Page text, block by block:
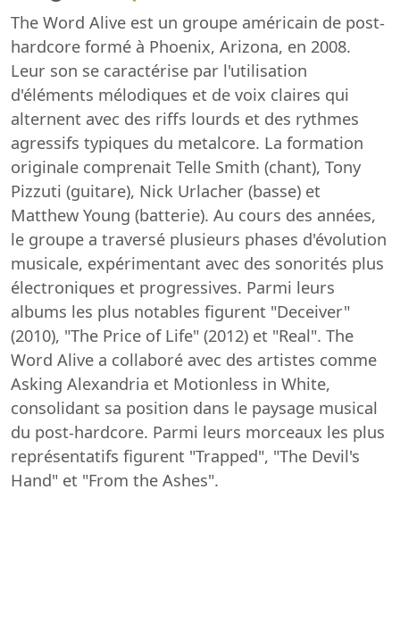
The Word Alive est un groupe américain de post-
hardcore formé à Phoenix, Arizona, en 2008.
Leur son se caractérise par l'utilisation
d'éléments mélodiques et de voix claires qui
alternent avec des riffs lourds et des rythmes
agressifs typiques du metalcore. La formation
originale comprenait Telle Smith (chant), Tony
Pizzuti (guitare), Nick Urlacher (basse) et
Matthew Young (batterie). Au cours des années,
le groupe a traversé plusieurs phases d'évolution
musicale, expérimentant avec des sonorités plus
électroniques et progressives. Parmi leurs
albums les plus notables figurent "Deceiver"
(2010), "The Price of Life" (2012) et "Real". The
Word Alive a collaboré avec des artistes comme
Asking Alexandria et Motionless in White,
consolidant sa position dans le paysage musical
du post-hardcore. Parmi leurs morceaux les plus
représentatifs figurent "Trapped", "The Devil's
Hand" et "From the Ashes".